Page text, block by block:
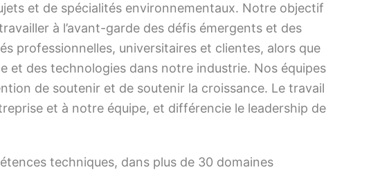
et de spécialités environnementaux. Notre objectif
à l’avant-garde des défis émergents et des
professionnelles, universitaires et clientes, alors que
et des technologies dans notre industrie. Nos équipes
de soutenir et de soutenir la croissance. Le travail
et à notre équipe, et différencie le leadership de
techniques, dans plus de 30 domaines